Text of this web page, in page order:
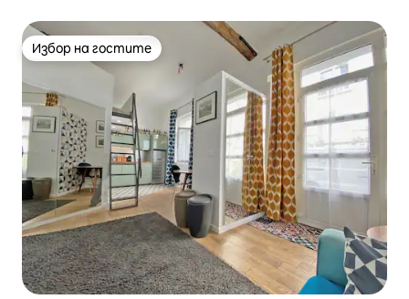
Избор на гостите
Избор на гостите